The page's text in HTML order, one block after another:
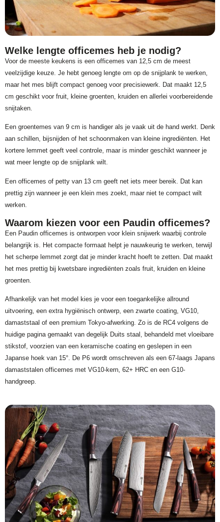
Welke lengte officemes heb je nodig?
Voor de meeste keukens is een officemes van 12,5 cm de meest
veelzijdige keuze. Je hebt genoeg lengte om op de snijplank te werken,
maar het mes blijft compact genoeg voor precisiewerk. Dat maakt 12,5
cm geschikt voor fruit, kleine groenten, kruiden en allerlei voorbereidende
snijtaken.
Een groentemes van 9 cm is handiger als je vaak uit de hand werkt. Denk
aan schillen, bijsnijden of het schoonmaken van kleine ingrediënten. Het
kortere lemmet geeft veel controle, maar is minder geschikt wanneer je
wat meer lengte op de snijplank wilt.
Een officemes of petty van 13 cm geeft net iets meer bereik. Dat kan
prettig zijn wanneer je een klein mes zoekt, maar niet te compact wilt
werken.
Waarom kiezen voor een Paudin officemes?
Een Paudin officemes is ontworpen voor klein snijwerk waarbij controle
belangrijk is. Het compacte formaat helpt je nauwkeurig te werken, terwijl
het scherpe lemmet zorgt dat je minder kracht hoeft te zetten. Dat maakt
het mes prettig bij kwetsbare ingrediënten zoals fruit, kruiden en kleine
groenten.
Afhankelijk van het model kies je voor een toegankelijke allround
uitvoering, een extra hygiënisch ontwerp, een zwarte coating, VG10,
damaststaal of een premium Tokyo-afwerking. Zo is de RC4 volgens de
huidige pagina gemaakt van degelijk Duits staal, behandeld met vloeibare
stikstof, voorzien van een keramische coating en geslepen in een
Japanse hoek van 15°. De P6 wordt omschreven als een 67-laags Japans
damaststalen officemes met VG10-kern, 62+ HRC en een G10-
handgreep.